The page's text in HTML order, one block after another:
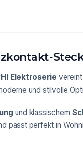
Elektroserie
und stilvolle
und klassischem
passt perfekt in